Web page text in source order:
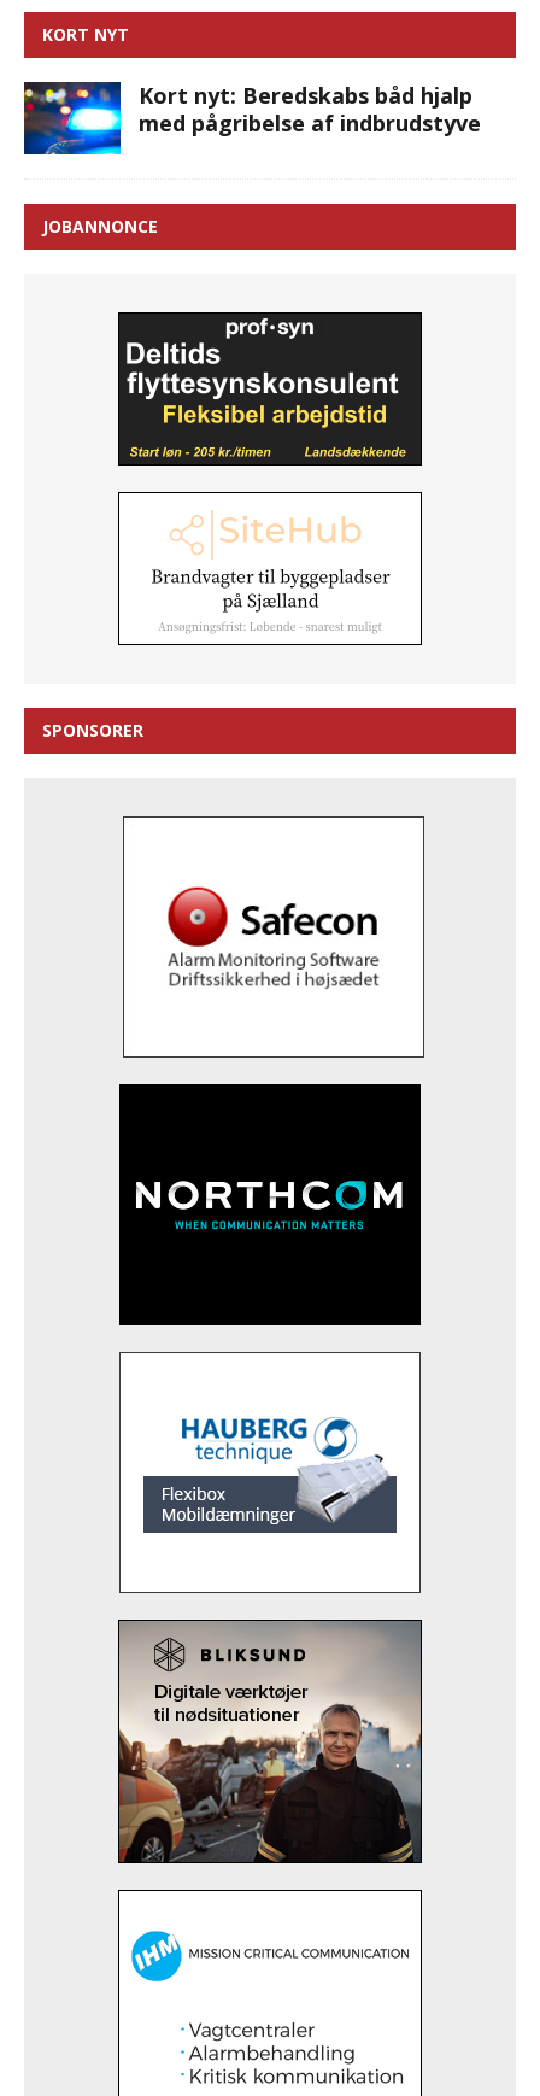
KORT NYT
Kort nyt: Beredskabs båd hjalp
med pågribelse af indbrudstyve
JOBANNONCE
SPONSORER